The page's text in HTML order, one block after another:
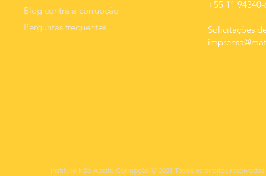
Blog contra a corrupção
Perguntas frequentes
+55 11
Solicitações
Instituto Não Aceito Corrupção © 2025 Todos os direitos